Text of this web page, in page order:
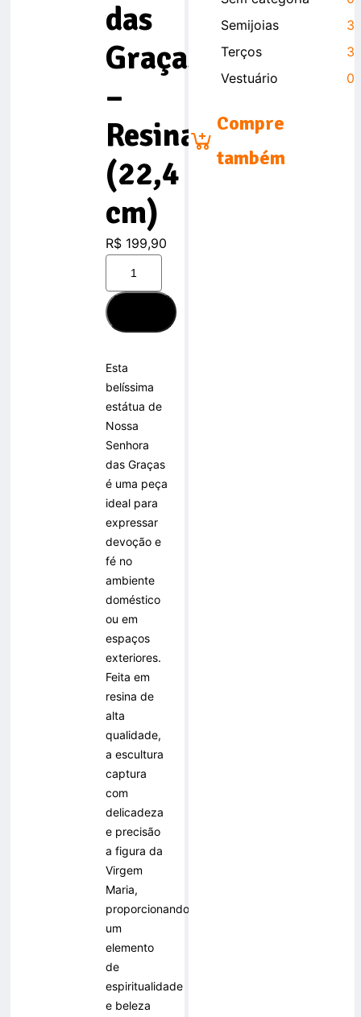
das
Graças
–
Resina
(22,4
cm)
R$ 199,90
ADICIONAR
CARRINHO
Esta
belíssima
estátua de
Nossa
Senhora
das Graças
é uma peça
ideal para
expressar
devoção e
fé no
ambiente
doméstico
ou em
espaços
exteriores.
Feita em
resina de
alta
qualidade,
a escultura
captura
com
delicadeza
e precisão
a figura da
Virgem
Maria,
proporcionando
um
elemento
de
espiritualidade
e beleza
Semijoias
3
Terços
3
Vestuário
0
Compre
também